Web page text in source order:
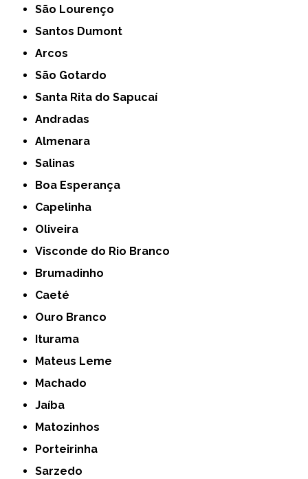
São Lourenço
Santos Dumont
Arcos
São Gotardo
Santa Rita do Sapucaí
Andradas
Almenara
Salinas
Boa Esperança
Capelinha
Oliveira
Visconde do Rio Branco
Brumadinho
Caeté
Ouro Branco
Iturama
Mateus Leme
Machado
Jaíba
Matozinhos
Porteirinha
Sarzedo